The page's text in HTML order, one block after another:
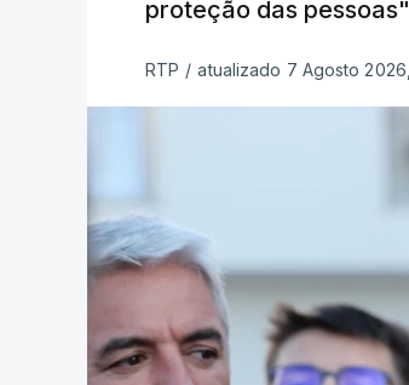
proteção das
RTP / atualizado 7 Agosto